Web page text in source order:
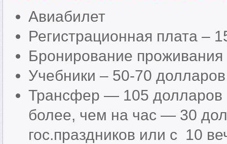
Авиабилет
Регистрационная плата –
Бронирование
Учебники – 50-70 долларов
Трансфер — 105 долларов
более, чем на час — 30
гос.праздников или с 10